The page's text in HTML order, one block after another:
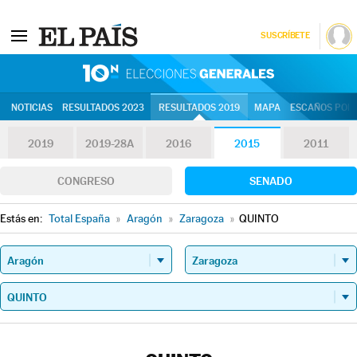
SUSCRÍBETE
NOTICIAS RESULTADOS 2023 RESULTADOS 2019 MAPA ESCAÑOS
2019 2019-28A 2016 2015 2011
CONGRESO SENADO
Estás en: Total España » Aragón » Zaragoza » QUINTO